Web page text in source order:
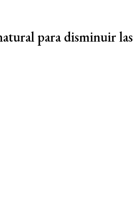
para disminuir las